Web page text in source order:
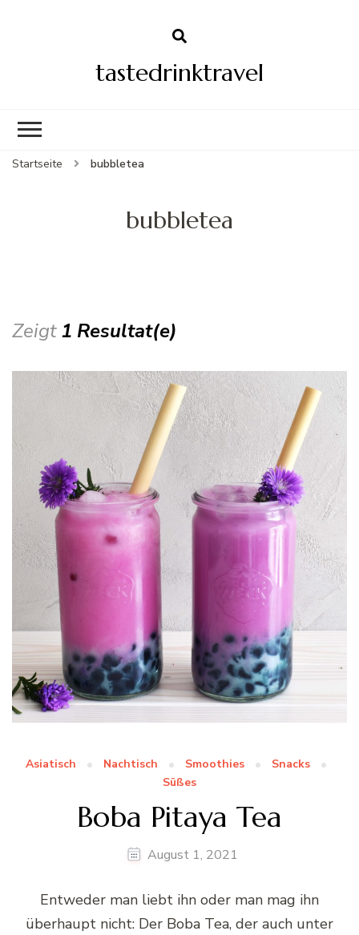
tastedrinktravel
Startseite bubbletea
bubbletea
Zeigt1 Resultat(e)
Asiatisch Nachtisch Smoothies
Snacks
Süßes
Boba Pitaya Tea
August 1, 2021
Entweder man liebt ihn oder man mag ihn
überhaupt nicht: Der Boba Tea, der auch unter